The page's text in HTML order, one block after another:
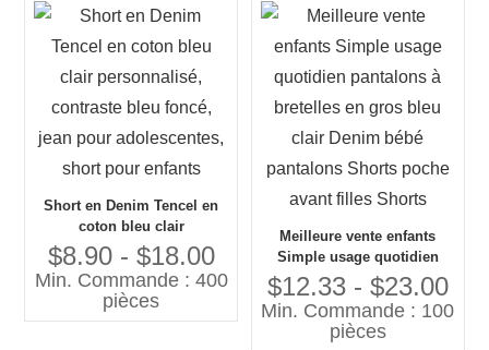
Short en Denim Tencel en
coton bleu clair
personnalisé, contraste bleu
foncé, jean pour
adolescentes, short pour
enfants
$8.90 - $18.00
Min. Commande : 400
pièces
Meilleure vente enfants
Simple usage quotidien
pantalons à bretelles en
gros bleu clair Denim bébé
pantalons Shorts poche
avant filles Shorts
$12.33 - $23.00
Min. Commande : 100
pièces